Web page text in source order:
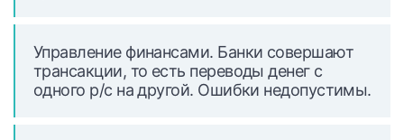
Управление финансами. Банки совершают
трансакции, то есть переводы денег с
одного р/с на другой. Ошибки недопустимы.